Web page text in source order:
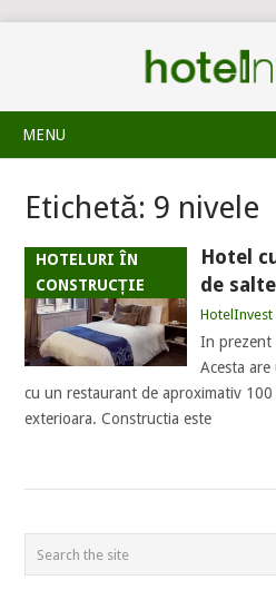
MENU
Etichetă: 9 nivele
HOTELURI ÎN
CONSTRUCȚIE
Hotel
de
HotelInvest
In prezent
Acesta
cu un restaurant de aproximativ 100
exterioara. Constructia este
POSTS
NAVIGATION